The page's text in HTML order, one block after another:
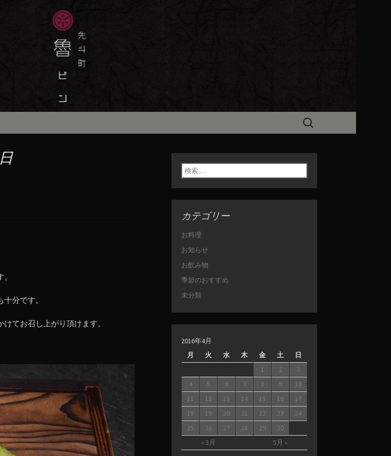
京料理・和食「魯ビン
公式ブログ
の京料理・和食が自慢の「魯ビン（ろびん）」がお店からのお
おとどけします。
検
分です。
てお召し上がり頂けます。
検索:
カテゴリー
お料理
お知らせ
お飲み物
季節のおすすめ
未分類
2016年4月
月
火 水 木 金 土 日
« 3月 5月 »
1 2
3
4
5 6 7 8 9
10
11
12 13 14 15 16
17
18
19 20 21 22 23
24
25
26 27 28 29 30